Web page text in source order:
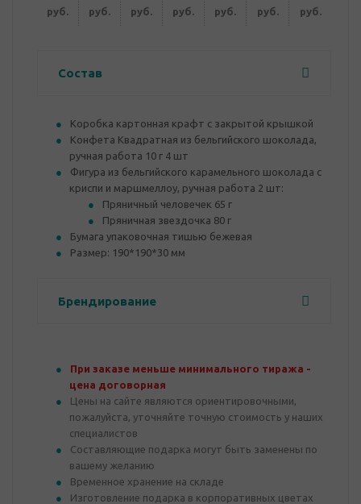
руб.
руб.
руб.
руб.
руб.
руб.
руб.
Состав
Коробка картонная крафт с закрытой крышкой
Конфета Квадратная из бельгийского шоколада,
ручная работа 10 г 4 шт
Фигура из бельгийского карамельного шоколада с
криспи и маршмеллоу, ручная работа 2 шт:
Пряничный человечек 65 г
Пряничная звездочка 80 г
Бумага упаковочная тишью бежевая
Размер: 190*190*30 мм
Брендирование
При заказе меньше минимального тиража -
цена договорная
Цены на сайте являются ориентировочными,
пожалуйста, уточняйте точную стоимость у наших
специалистов
Составляющие подарка могут быть заменены по
вашему желанию
Временное хранение на складе
Изготовление подарка в корпоративных цветах